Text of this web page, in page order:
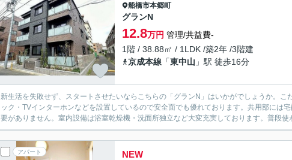
船橋市本郷町
グランN
12.8万円 管理/共益費-
1階 / 38.88㎡ / 1LDK /築2年 /3階建
京成本線 「東中山 」駅 徒歩16分
新生活を失敗せず、スタートさせたいならこちらの「グランN」はいかがでしょうか。
ック・TVインターホンなどを設置しているので安全面でも優れております。共用部には
要がありません。室内設備は浴室乾燥機・洗面所独立など大変充実しております。普段
アパート NEW